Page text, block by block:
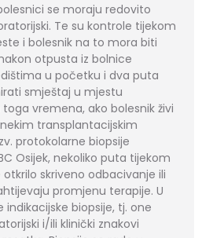
se moraju redovito
Te su kontrole tijekom
i bolesnik na to mora biti
otpusta iz bolnice
u početku i dva puta
smještaj u mjestu
vremena, ako bolesnik živi
transplantacijskim
protokolarne biopsije
Osijek, nekoliko puta tijekom
skriveno odbacivanje ili
promjenu terapije. U
biopsije, tj. one
i/ili klinički znakovi